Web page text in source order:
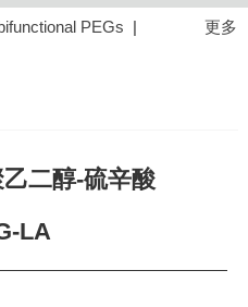
更多
PEGs |
二醇-硫辛酸
LA